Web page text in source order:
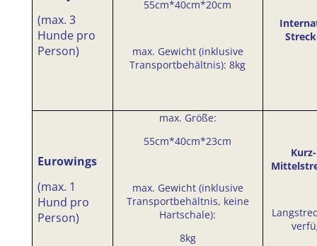
(max. 3
Hunde pro
Person)
55cm*40cm*20cm
max. Gewicht (inklusive
Transportbehältnis): 8kg
Eurowings
(max. 1
Hund pro
Person)
max. Größe:
55cm*40cm*23cm
max. Gewicht (inklusive
Transportbehältnis, keine
Hartschale):
8kg